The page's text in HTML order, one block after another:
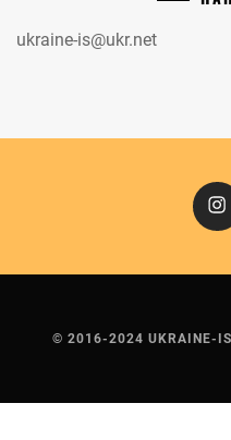
ukraine-is@ukr.net
© 2016-2024 UKRAINE-